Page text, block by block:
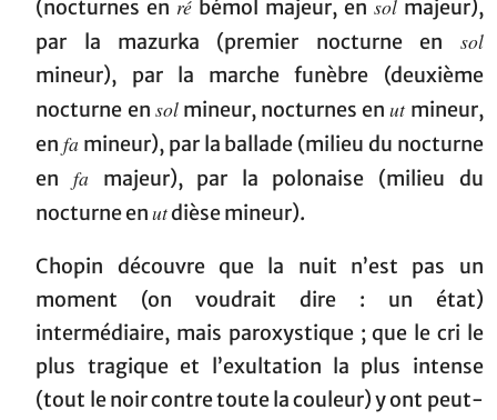
(nocturnes en ré bémol majeur, en solmajeur),
par la mazurka (premier nocturne en sol
mineur), par la marche funèbre (deuxième
nocturne en solmineur, nocturnes enut mineur,
enfa mineur), par la ballade (milieu du nocturne
enfa majeur), par la polonaise (milieu du
nocturne enutdièse mineur).
Chopin découvre que la nuit n’est pas un
moment (on voudrait dire : un état)
intermédiaire, mais paroxystique ; que le cri le
plus tragique et l’exultation la plus intense
(tout le noir contre toute la couleur) y ont peut-